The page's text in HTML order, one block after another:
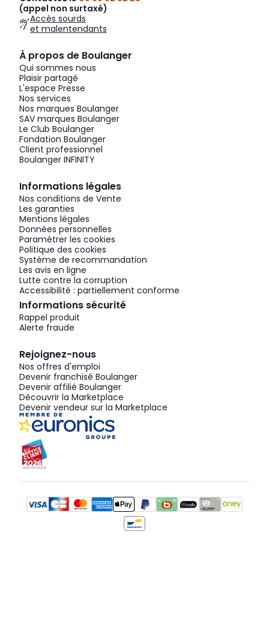
(appel non surtaxé)
Accès sourds
et malentendants
À propos de Boulanger
Qui sommes nous
Plaisir partagé
L'espace Presse
Nos services
Nos marques Boulanger
SAV marques Boulanger
Le Club Boulanger
Fondation Boulanger
Client professionnel
Boulanger INFINITY
Informations légales
Nos conditions de Vente
Les garanties
Mentions légales
Données personnelles
Paramétrer les cookies
Politique des cookies
Système de recommandation
Les avis en ligne
Lutte contre la corruption
Accessibilité : partiellement conforme
Informations sécurité
Rappel produit
Alerte fraude
Rejoignez-nous
Nos offres d'emploi
Devenir franchisé Boulanger
Devenir affilié Boulanger
Découvrir la Marketplace
Devenir vendeur sur la Marketplace